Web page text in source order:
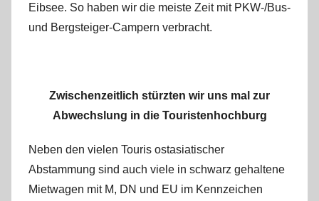
Eibsee. So haben wir die meiste Zeit mit PKW-/Bus-
und Bergsteiger-Campern verbracht.
Zwischenzeitlich stürzten wir uns mal zur
Abwechslung in die Touristenhochburg
Neben den vielen Touris ostasiatischer
Abstammung sind auch viele in schwarz gehaltene
Mietwagen mit M, DN und EU im Kennzeichen